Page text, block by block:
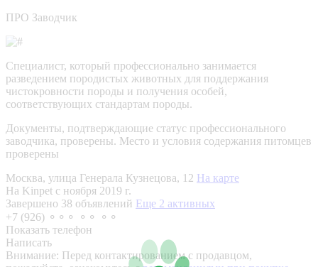
ПРО Заводчик
Специалист, который профессионально занимается
разведением породистых животных для поддержания
чистокровности породы и получения особей,
соответствующих стандартам породы.
Документы, подтверждающие статус профессионального
заводчика, проверены. Место и условия содержания питомцев
проверены
Москва, улица Генерала Кузнецова, 12 На карте
На Kinpet c ноября 2019 г.
Завершено 38 объявлений Еще 2 активных
+7 (926) ⚬⚬⚬ ⚬⚬ ⚬⚬
Показать телефон
Написать
Внимание: Перед контактированием с продавцом,